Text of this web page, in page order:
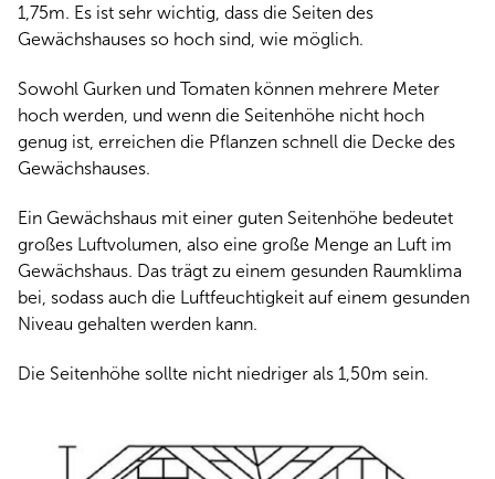
1,75m. Es ist sehr wichtig, dass die Seiten des
Gewächshauses so hoch sind, wie möglich.
Sowohl Gurken und Tomaten können mehrere Meter
hoch werden, und wenn die Seitenhöhe nicht hoch
genug ist, erreichen die Pflanzen schnell die Decke des
Gewächshauses.
Ein Gewächshaus mit einer guten Seitenhöhe bedeutet
großes Luftvolumen, also eine große Menge an Luft im
Gewächshaus. Das trägt zu einem gesunden Raumklima
bei, sodass auch die Luftfeuchtigkeit auf einem gesunden
Niveau gehalten werden kann.
Die Seitenhöhe sollte nicht niedriger als 1,50m sein.